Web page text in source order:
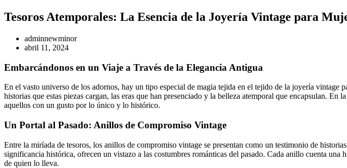
Tesoros Atemporales: La Esencia de la Joyería Vintage para
adminnewminor
abril 11, 2024
Embarcándonos en un Viaje a Través de la Elegancia Antigua
En el vasto universo de los adornos, hay un tipo especial de magia tejida en el tejido de la joyería
historias que estas piezas cargan, las eras que han presenciado y la belleza atemporal que encapsulan.
aquellos con un gusto por lo único y lo histórico.
Un Portal al Pasado: Anillos de Compromiso Vintage
Entre la miríada de tesoros, los anillos de compromiso vintage se presentan como un testimonio de
significancia histórica, ofrecen un vistazo a las costumbres románticas del pasado. Cada anillo cuenta
de quien lo lleva.